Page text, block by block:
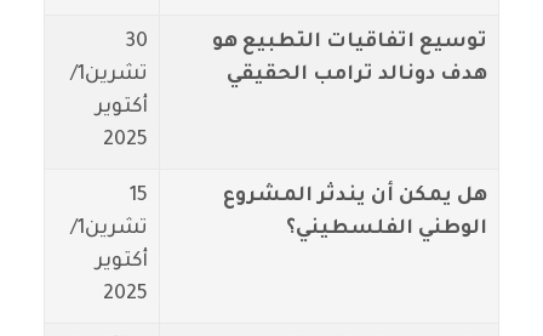
توسيع اتفاقيات التطبيع هو
هدف دونالد ترامب الحقيقي
30
تشرين1/
أكتوير
2025
هل يمكن أن يندثر المشروع
الوطني الفلسطيني؟
15
تشرين1/
أكتوير
2025